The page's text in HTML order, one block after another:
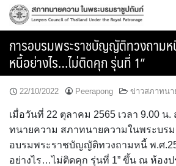
Skip
การอบรมพระราชบัญญัติทวงถาม
หนี้อย่างไร…ไม่ติดคุก รุ่นที่ 1”
22/10/2022 Peerapong ข่าวสภาทนา
เมื่อวันที่ 22 ตุลาคม 2565 เวลา 9.00
ทนายความ สภาทนายความในพระบร
อบรมพระราชบัญญัติทวงถามหนี้ พ.ศ
อย่างไร…ไม่ติดคุก รุ่นที่ 1” ขึ้น ณ ห้อง